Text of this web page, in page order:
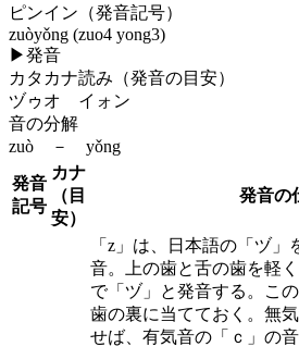
ピンイン（発音記号）
zuòyǒng (zuo4 yong3)
▶発音
カタカナ読み（発音の目安）
ヅゥオ イォン
音の分解
zuò － yǒng
発音
記号
カナ
（目
安）
発音の
「z」は、日本語の「ヅ
音。上の歯と舌の歯を軽
で「ヅ」と発音する。こ
歯の裏に当てておく。無
せば、有気音の「ｃ」の音